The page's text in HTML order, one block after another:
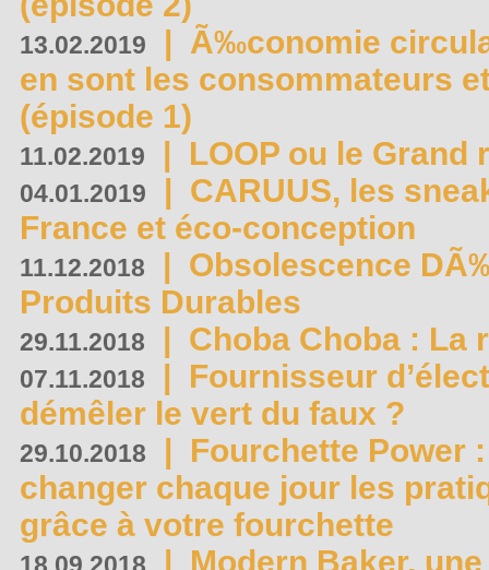
13.02.2019 | Ã‰conomie
en sont les consommateurs
(épisode 1)
11.02.2019 | LOOP ou le Grand
04.01.2019 | CARUUS, les
France et éco-conception
11.12.2018 | Obsolescence
Produits Durables
29.11.2018 | Choba Choba : La
07.11.2018 | Fournisseur
démêler le vert du faux ?
29.10.2018 | Fourchette Power
changer chaque jour les
grâce à votre fourchette
| Modern Baker,